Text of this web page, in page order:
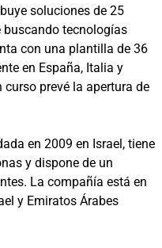
soluciones de 25
tecnologías
con una plantilla de 36
en España, Italia y
prevé la apertura de
en 2009 en Israel, tiene
y dispone de un
La compañía está en
y Emiratos Árabes